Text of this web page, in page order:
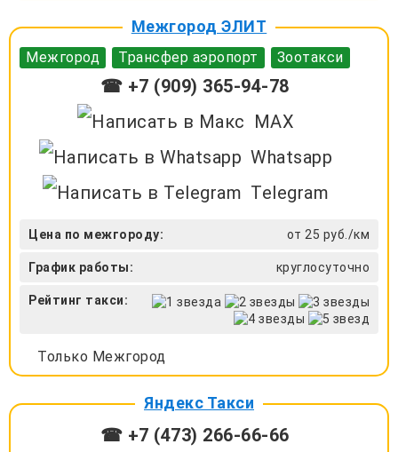
Межгород ЭЛИТ
Межгород Трансфер аэропорт Зоотакси
☎ +7 (909) 365-94-78
MAX
Whatsapp
Telegram
Цена по межгороду: от 25 руб./км
График работы: круглосуточно
Рейтинг такси:
Только Межгород
Яндекс Такси
☎ +7 (473) 266-66-66